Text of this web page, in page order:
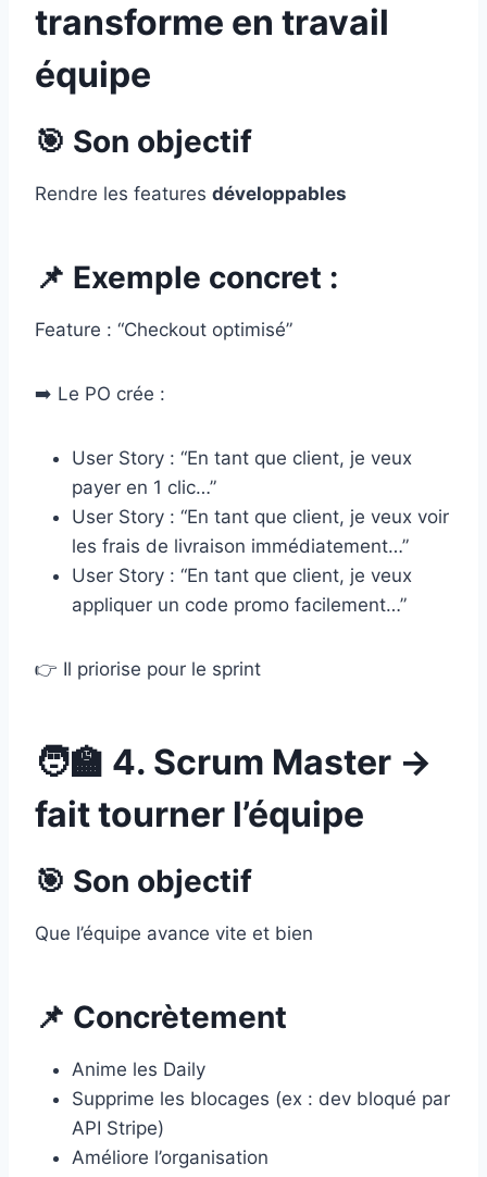
transforme en travail
équipe
🎯 Son objectif
Rendre les features développables
📌 Exemple concret :
Feature : “Checkout optimisé”
➡️ Le PO crée :
User Story : “En tant que client, je veux
payer en 1 clic…”
User Story : “En tant que client, je veux voir
les frais de livraison immédiatement…”
User Story : “En tant que client, je veux
appliquer un code promo facilement…”
👉 Il priorise pour le sprint
🧑‍🏫 4. Scrum Master →
fait tourner l’équipe
🎯 Son objectif
Que l’équipe avance vite et bien
📌 Concrètement
Anime les Daily
Supprime les blocages (ex : dev bloqué par
API Stripe)
Améliore l’organisation